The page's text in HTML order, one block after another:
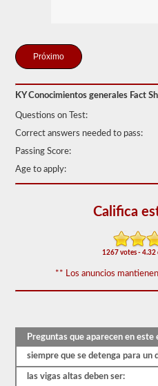
múltiple,
y
requiere
una
del
80%
de
o
mejor
prueba
se
permitirá
perder
KY Conocimientos generales Fact
Questions on Test:
Correct answers needed to pass:
Passing Score:
Age to apply:
Califica
1267 votes - 4.32
** Los anuncios
Preguntas que aparecen en
siempre que se detenga para un
las vigas altas deben ser: